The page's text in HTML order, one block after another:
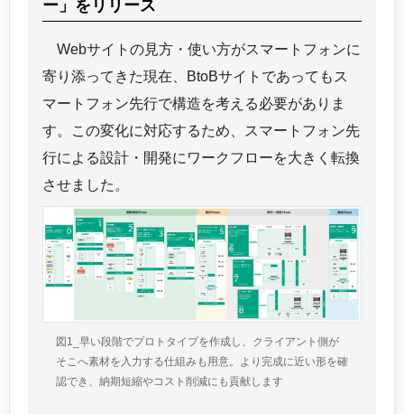
ー」をリリース
Webサイトの見方・使い方がスマートフォンに
寄り添ってきた現在、BtoBサイトであってもス
マートフォン先行で構造を考える必要がありま
す。この変化に対応するため、スマートフォン先
行による設計・開発にワークフローを大きく転換
させました。
図1_早い段階でプロトタイプを作成し、クライアント側が
そこへ素材を入力する仕組みも用意。より完成に近い形を確
認でき、納期短縮やコスト削減にも貢献します